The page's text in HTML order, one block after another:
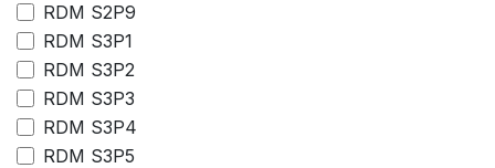
RDM S2P9
RDM S3P1
RDM S3P2
RDM S3P3
RDM S3P4
RDM S3P5